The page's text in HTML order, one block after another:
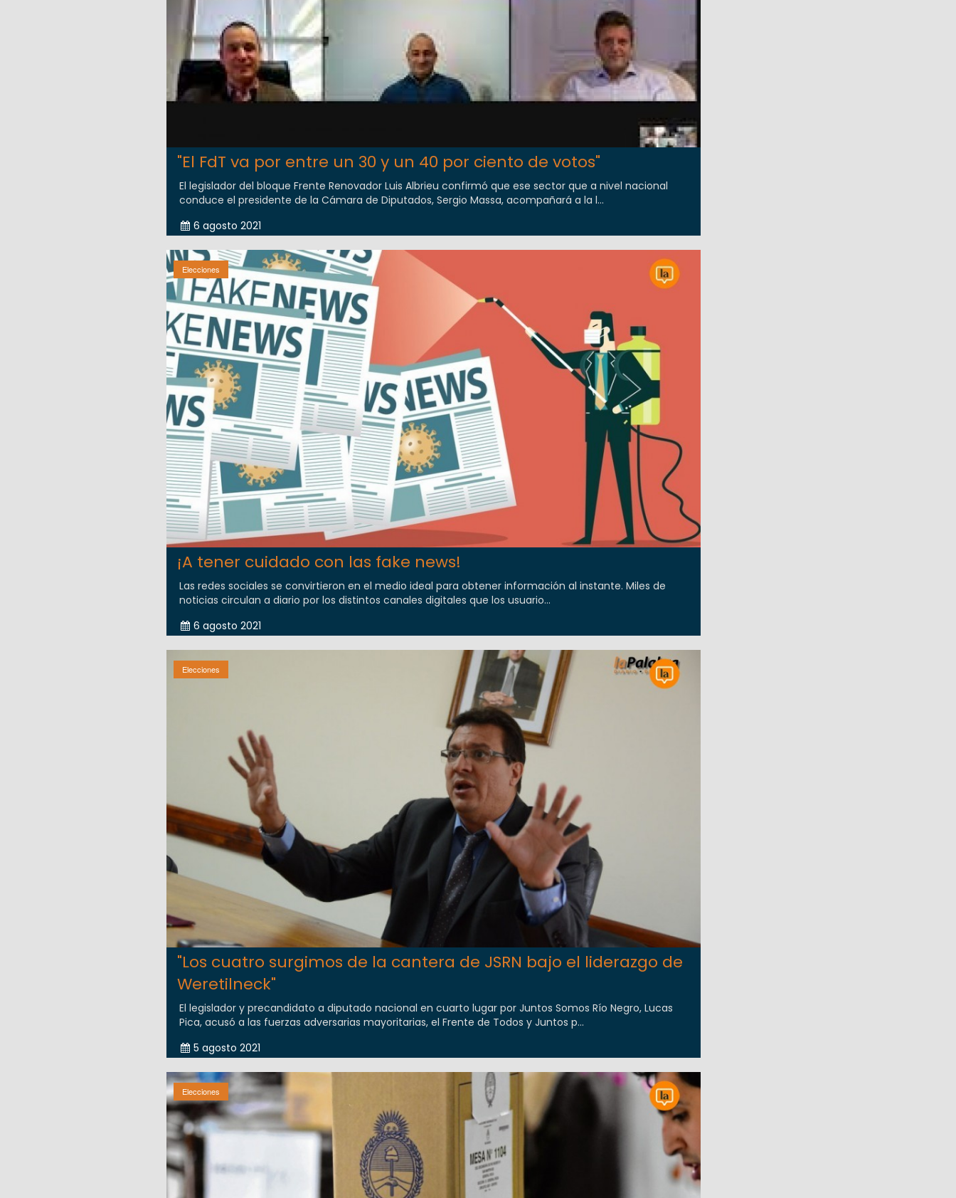
"El FdT va por entre un 30 y un 40 por ciento de votos"
El legislador del bloque Frente Renovador Luis Albrieu confirmó que ese sector que a nivel nacional
conduce el presidente de la Cámara de Diputados, Sergio Massa, acompañará a la l...
6 agosto 2021
Elecciones
¡A tener cuidado con las fake news!
Las redes sociales se convirtieron en el medio ideal para obtener información al instante. Miles de
noticias circulan a diario por los distintos canales digitales que los usuario...
6 agosto 2021
Elecciones
"Los cuatro surgimos de la cantera de JSRN bajo el liderazgo de
Weretilneck"
El legislador y precandidato a diputado nacional en cuarto lugar por Juntos Somos Río Negro, Lucas
Pica, acusó a las fuerzas adversarias mayoritarias, el Frente de Todos y Juntos p...
5 agosto 2021
Elecciones